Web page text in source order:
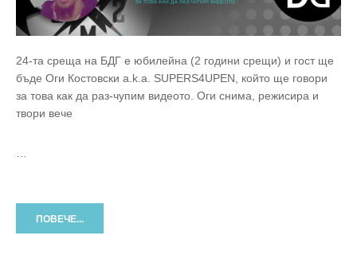
24-та среща на БДГ е юбилейна (2 години срещи) и гост ще
бъде Оги Костовски a.k.a. SUPERS4UPEN, който ще говори
за това как да раз-чупим видеото. Оги снима, режисира и
твори вече
ПОВЕЧЕ...